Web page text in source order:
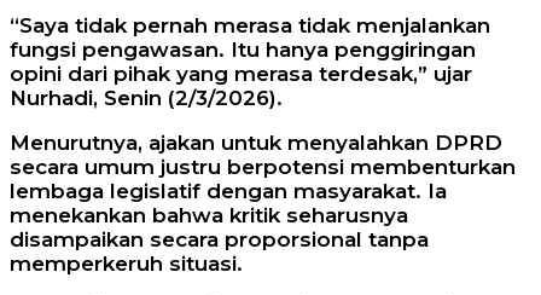
“Saya tidak pernah merasa tidak menjalankan
fungsi pengawasan. Itu hanya penggiringan
opini dari pihak yang merasa terdesak,” ujar
Nurhadi, Senin (2/3/2026).
Menurutnya, ajakan untuk menyalahkan DPRD
secara umum justru berpotensi membenturkan
lembaga legislatif dengan masyarakat. Ia
menekankan bahwa kritik seharusnya
disampaikan secara proporsional tanpa
memperkeruh situasi.